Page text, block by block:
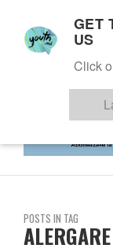
POSTS IN TAG
ALERGARE
GET
US
Click